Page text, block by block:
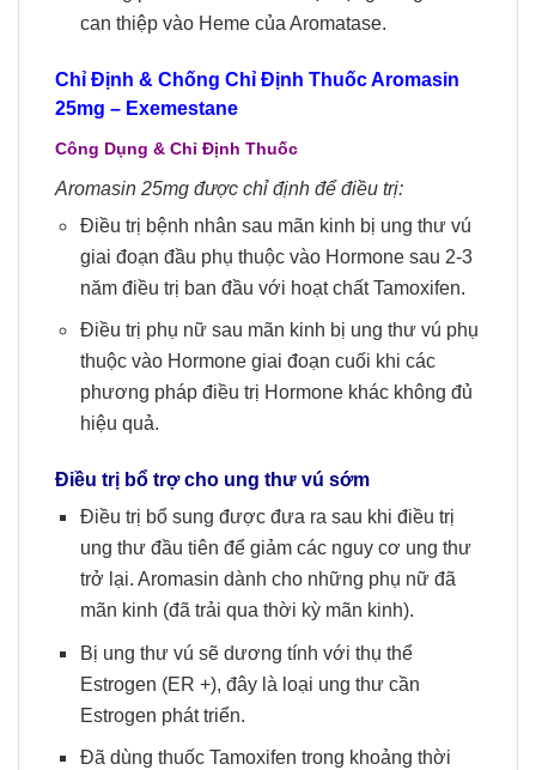
can thiệp vào Heme của Aromatase.
Chỉ Định & Chống Chỉ Định Thuốc Aromasin
25mg – Exemestane
Công Dụng & Chỉ Định Thuốc
Aromasin 25mg được chỉ định để điều trị:
Điều trị bệnh nhân sau mãn kinh bị ung thư vú
giai đoạn đầu phụ thuộc vào Hormone sau 2-3
năm điều trị ban đầu với hoạt chất Tamoxifen.
Điều trị phụ nữ sau mãn kinh bị ung thư vú phụ
thuộc vào Hormone giai đoạn cuối khi các
phương pháp điều trị Hormone khác không đủ
hiệu quả.
Điều trị bổ trợ cho ung thư vú sớm
Điều trị bổ sung được đưa ra sau khi điều trị
ung thư đầu tiên để giảm các nguy cơ ung thư
trở lại. Aromasin dành cho những phụ nữ đã
mãn kinh (đã trải qua thời kỳ mãn kinh).
Bị ung thư vú sẽ dương tính với thụ thể
Estrogen (ER +), đây là loại ung thư cần
Estrogen phát triển.
Đã dùng thuốc Tamoxifen trong khoảng thời